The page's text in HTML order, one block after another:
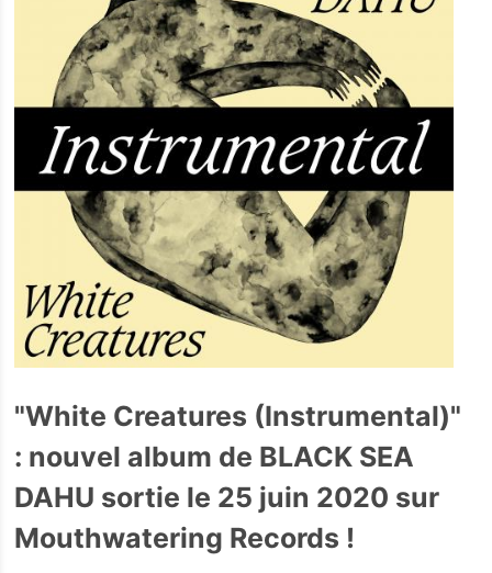
"White Creatures (Instrumental)"
: nouvel album de BLACK SEA
DAHU sortie le 25 juin 2020 sur
Mouthwatering Records !